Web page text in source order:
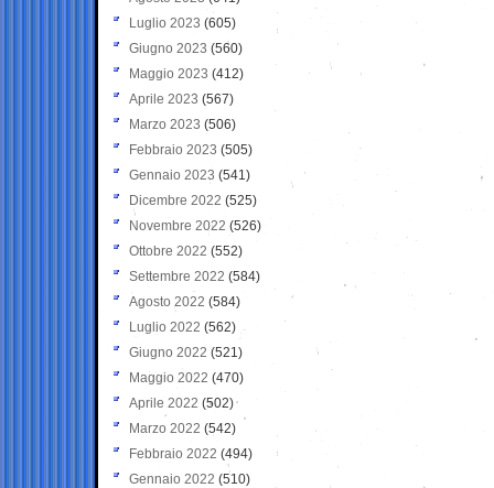
Luglio 2023 (605)
Giugno 2023 (560)
Maggio 2023 (412)
Aprile 2023 (567)
Marzo 2023 (506)
Febbraio 2023 (505)
Gennaio 2023 (541)
Dicembre 2022 (525)
Novembre 2022 (526)
Ottobre 2022 (552)
Settembre 2022 (584)
Agosto 2022 (584)
Luglio 2022 (562)
Giugno 2022 (521)
Maggio 2022 (470)
Aprile 2022 (502)
Marzo 2022 (542)
Febbraio 2022 (494)
Gennaio 2022 (510)